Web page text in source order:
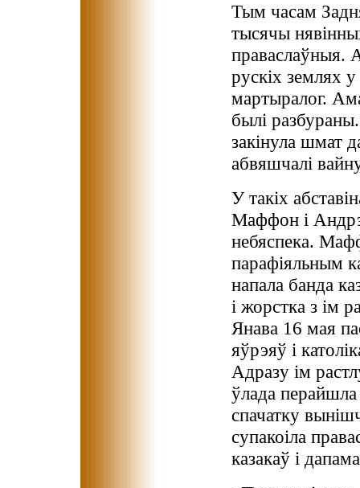
Тым часам
тысячы
праваслаўныя.
рускіх землях
мартыралог.
былі
закінула шмат
абвяшчалі
У такіх
Маффон і
небяспека.
парафіяльным
напала банда
і жорстка з ім
Янава 16 мая
яўрэяў і
Адразу ім
ўлада
спачатку
супакоіла
казакаў і